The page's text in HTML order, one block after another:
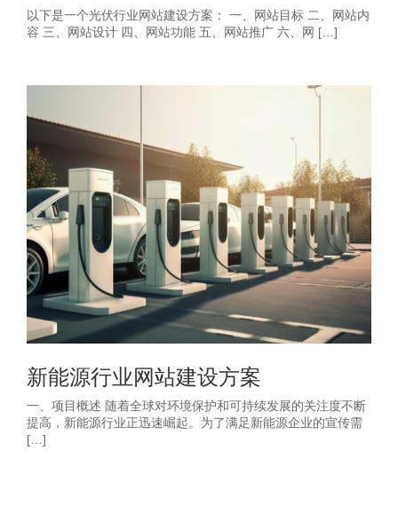
以下是一个光伏行业网站建设方案： 一、网站目标 二、网站内
容 三、网站设计 四、网站功能 五、网站推广 六、网 […]
新能源行业网站建设方案
一、项目概述 随着全球对环境保护和可持续发展的关注度不断
提高，新能源行业正迅速崛起。为了满足新能源企业的宣传需
[…]